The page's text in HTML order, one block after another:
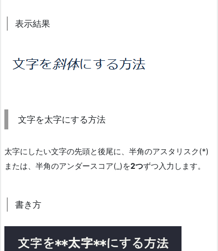
表示結果
文字を太字にする方法
太字にしたい文字の先頭と後尾に、半角のアスタリスク(*)
または、半角のアンダースコア(_)を2つずつ入力します。
書き方